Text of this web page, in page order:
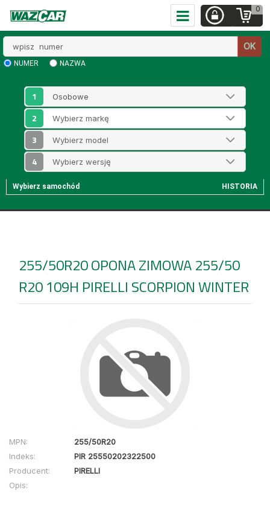
0
numer
OK
NUMER NAZWA
1
2
3
4
Wybierz samochód HISTORIA
255/50R20OPONA ZIMOWA 255/50
R20 109H PIRELLI SCORPION WINTER
MPN:
255/50R20
Indeks:
PIR 25550202322500
Producent:
PIRELLI
Opis: